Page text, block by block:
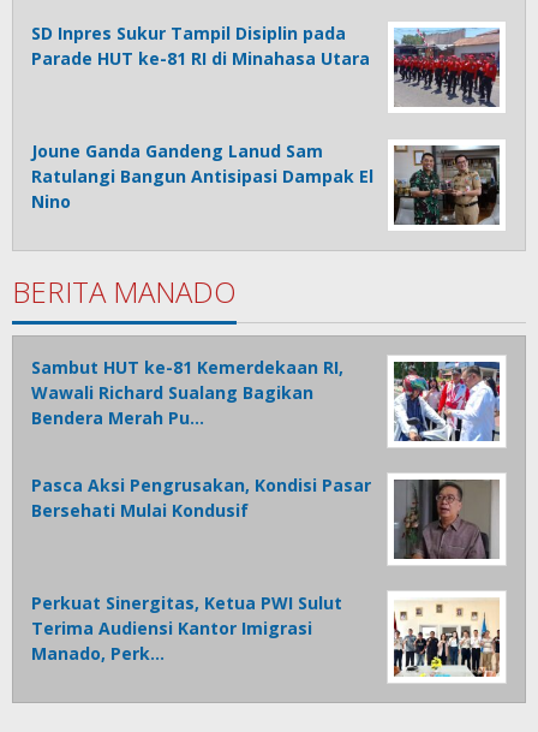
SD Inpres Sukur Tampil Disiplin pada
Parade HUT ke-81 RI di Minahasa Utara
Joune Ganda Gandeng Lanud Sam
Ratulangi Bangun Antisipasi Dampak El
Nino
BERITA MANADO
Sambut HUT ke-81 Kemerdekaan RI,
Wawali Richard Sualang Bagikan
Bendera Merah Pu…
Pasca Aksi Pengrusakan, Kondisi Pasar
Bersehati Mulai Kondusif
Perkuat Sinergitas, Ketua PWI Sulut
Terima Audiensi Kantor Imigrasi
Manado, Perk…